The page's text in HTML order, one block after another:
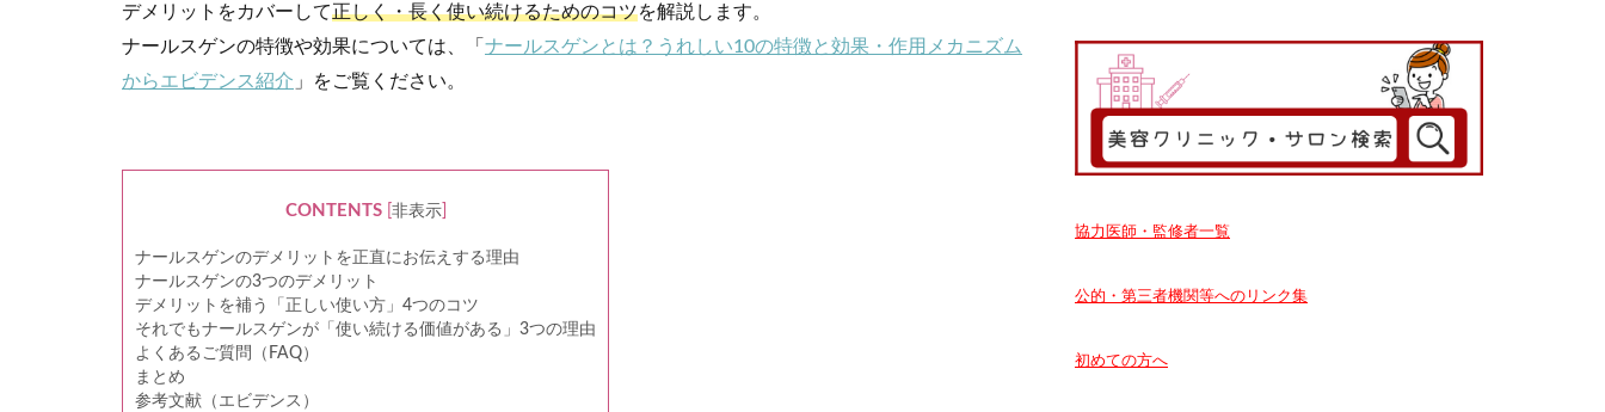
デメリットをカバーして正しく・長く使い続けるためのコツを解説します。
ナールスゲンの特徴や効果については、「 ナールスゲンとは？うれしい10の特徴と効果・作用メカニズム
からエビデンス紹介 」をご覧ください。
CONTENTS 非表示]
ナールスゲンのデメリットを正直にお伝えする理由
ナールスゲンの3つのデメリット
デメリットを補う「正しい使い方」4つのコツ
それでもナールスゲンが「使い続ける価値がある」3つの理由
よくあるご質問（FAQ）
まとめ
参考文献（エビデンス）
協力医師・監修者一覧
公的・第三者機関等へのリンク集
初めての方へ